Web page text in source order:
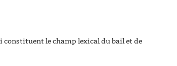
le champ lexical du bail et de